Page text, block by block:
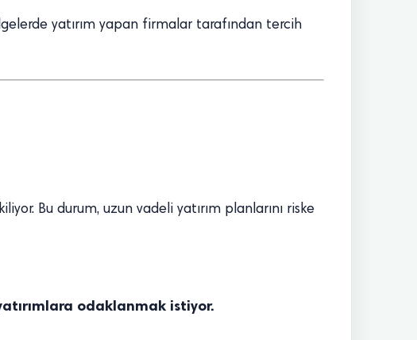
yatırım yapan firmalar tarafından tercih
Bu durum, uzun vadeli yatırım planlarını riske
odaklanmak istiyor.